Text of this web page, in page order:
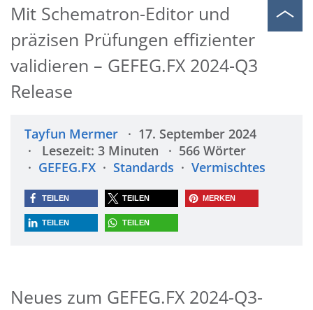
Mit Schematron-Editor und
präzisen Prüfungen effizienter
validieren – GEFEG.FX 2024-Q3
Release
Tayfun Mermer
17. September 2024
Lesezeit: 3 Minuten
566 Wörter
GEFEG.FX
Standards Vermischtes
TEILEN TEILEN MERKEN
TEILEN TEILEN
Neues zum GEFEG.FX 2024-Q3-